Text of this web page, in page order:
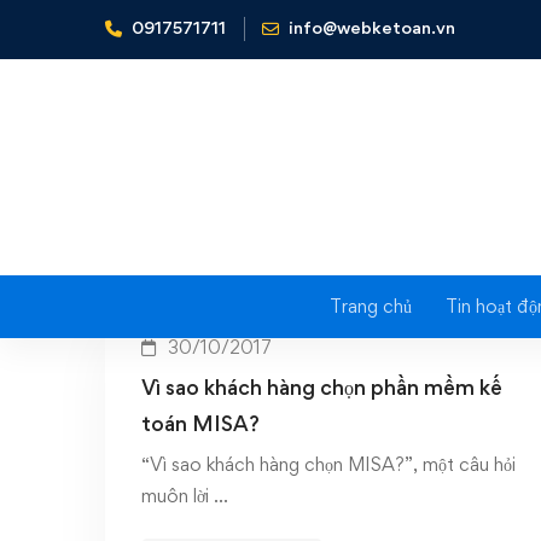
0917571711 info@webketoan.vn
Trang chủ Tin hoạt
Home tài trợ SNWKT15
30/10/2017
Vì sao khách hàng chọn phần mềm kế
toán MISA?
“Vì sao khách hàng chọn MISA?”, một câu hỏi
muôn lời …